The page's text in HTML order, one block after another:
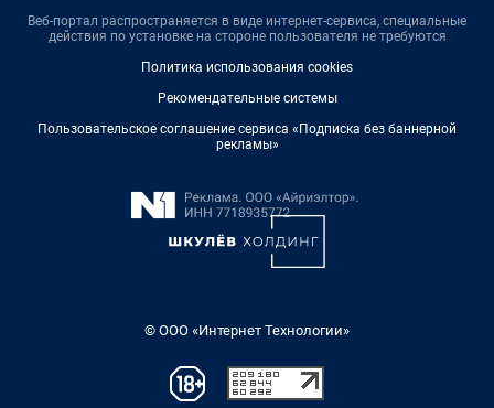
Веб-портал распространяется в виде интернет-сервиса, специальные
действия по установке на стороне пользователя не требуются
Политика использования cookies
Рекомендательные системы
Пользовательское соглашение сервиса «Подписка без баннерной
рекламы»
© ООО «Интернет Технологии»